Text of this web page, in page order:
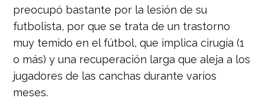
preocupó bastante por la lesión de su
futbolista, por que se trata de un trastorno
muy temido en el fútbol, que implica cirugía (1
o más) y una recuperación larga que aleja a los
jugadores de las canchas durante varios
meses.